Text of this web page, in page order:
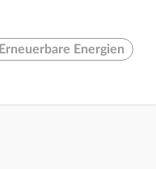
Erneuerbare Energien